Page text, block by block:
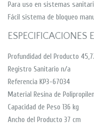
Para uso en sistemas
Fácil sistema de bloqueo
ESPECIFICACIONES
Profundidad del Producto
Registro Sanitario n/a
Referencia KP3-67034
Material Resina de
Capacidad de Peso 136 kg
Ancho del Producto 37 cm